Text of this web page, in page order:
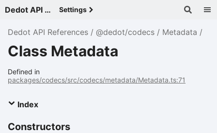
Dedot API References - v Settings
Dedot API References @dedot/codecs Metadata
Class Metadata
Defined in
packages/codecs/src/codecs/metadata/Metadata.ts:71
Index
Constructors